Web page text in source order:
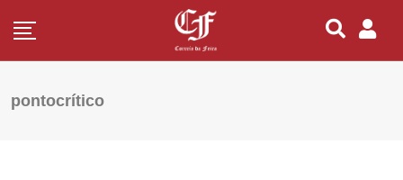
pontocrítico